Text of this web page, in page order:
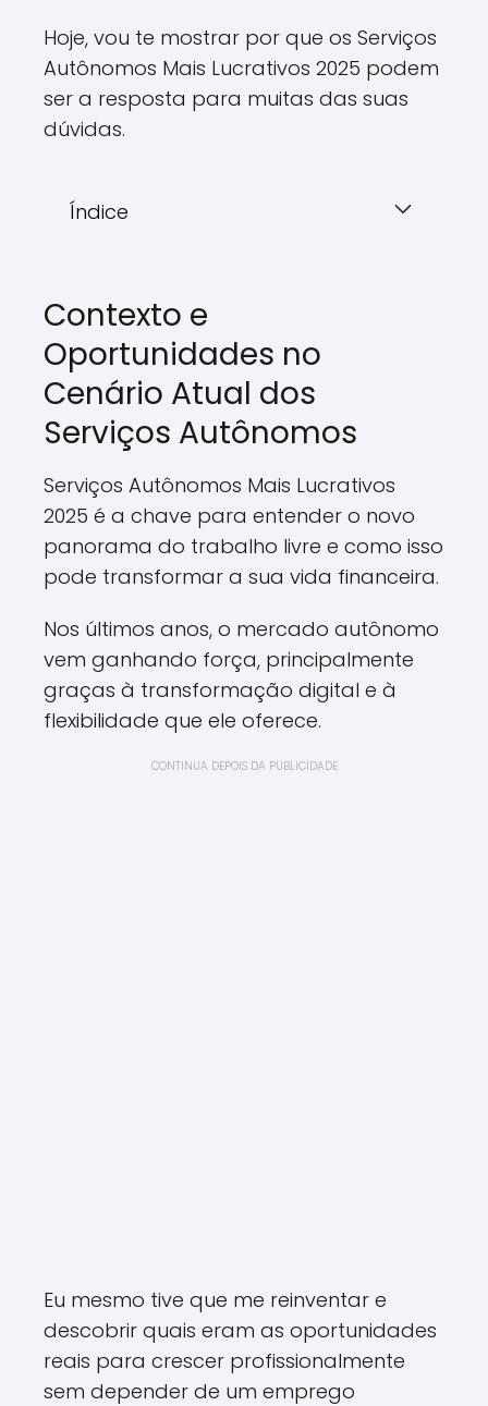
Hoje, vou te mostrar por que os Serviços
Autônomos Mais Lucrativos 2025 podem
ser a resposta para muitas das suas
dúvidas.
Índice
Contexto e
Oportunidades no
Cenário Atual dos
Serviços Autônomos
Serviços Autônomos Mais Lucrativos
2025 é a chave para entender o novo
panorama do trabalho livre e como isso
pode transformar a sua vida financeira.
Nos últimos anos, o mercado autônomo
vem ganhando força, principalmente
graças à transformação digital e à
flexibilidade que ele oferece.
CONTINUA DEPOIS DA PUBLICIDADE
Eu mesmo tive que me reinventar e
descobrir quais eram as oportunidades
reais para crescer profissionalmente
sem depender de um emprego